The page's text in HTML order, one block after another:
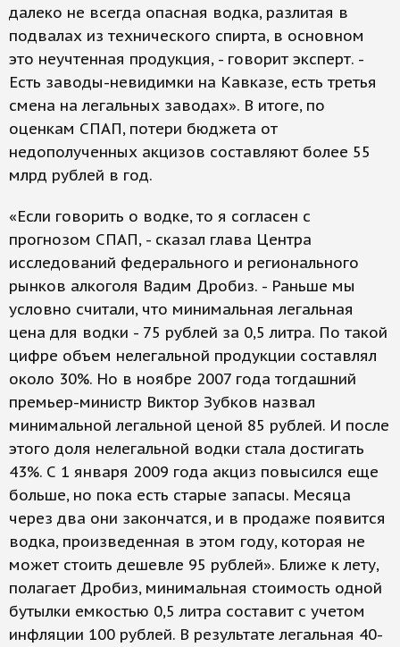
далеко не всегда опасная водка, разлитая в
подвалах из технического спирта, в основном
это неучтенная продукция, - говорит эксперт. -
Есть заводы-невидимки на Кавказе, есть третья
смена на легальных заводах». В итоге, по
оценкам СПАП, потери бюджета от
недополученных акцизов составляют более 55
млрд рублей в год.
«Если говорить о водке, то я согласен с
прогнозом СПАП, - сказал глава Центра
исследований федерального и регионального
рынков алкоголя Вадим Дробиз. - Раньше мы
условно считали, что минимальная легальная
цена для водки - 75 рублей за 0,5 литра. По такой
цифре объем нелегальной продукции составлял
около 30%. Но в ноябре 2007 года тогдашний
премьер-министр Виктор Зубков назвал
минимальной легальной ценой 85 рублей. И после
этого доля нелегальной водки стала достигать
43%. С 1 января 2009 года акциз повысился еще
больше, но пока есть старые запасы. Месяца
через два они закончатся, и в продаже появится
водка, произведенная в этом году, которая не
может стоить дешевле 95 рублей». Ближе к лету,
полагает Дробиз, минимальная стоимость одной
бутылки емкостью 0,5 литра составит с учетом
инфляции 100 рублей. В результате легальная 40-